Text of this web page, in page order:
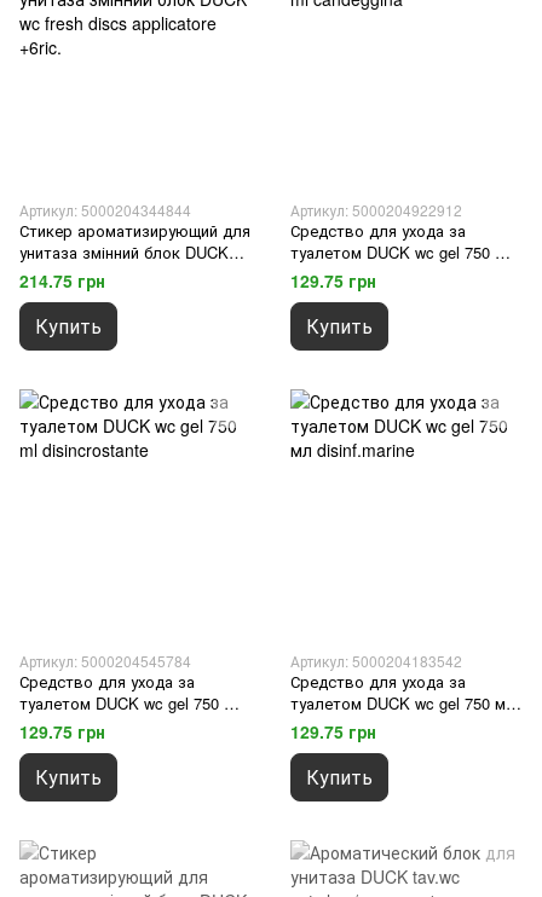
Артикул: 5000204344844
Стикер ароматизирующий для
унитаза змінний блок DUCK
wc fresh discs applicatore +6ric.
214.75 грн
Купить
Артикул: 5000204922912
Средство для ухода за
туалетом DUCK wc gel 750 ml
candeggina
129.75 грн
Купить
Артикул: 5000204545784
Средство для ухода за
туалетом DUCK wc gel 750 ml
disincrostante
129.75 грн
Купить
Артикул: 5000204183542
Средство для ухода за
туалетом DUCK wc gel 750 мл
disinf.marine
129.75 грн
Купить